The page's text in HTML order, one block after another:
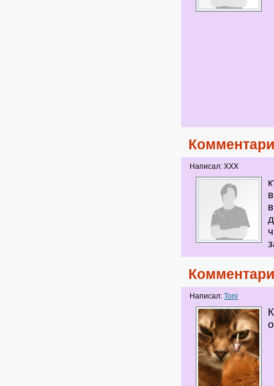
Написал: ХХХ
Написал:Toni